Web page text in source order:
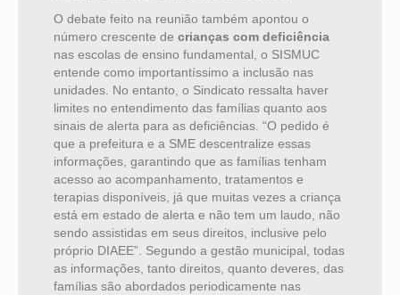
O debate feito na reunião também apontou o
número crescente de crianças com deficiência
nas escolas de ensino fundamental, o SISMUC
entende como importantíssimo a inclusão nas
unidades. No entanto, o Sindicato ressalta haver
limites no entendimento das famílias quanto aos
sinais de alerta para as deficiências. “O pedido é
que a prefeitura e a SME descentralize essas
informações, garantindo que as famílias tenham
acesso ao acompanhamento, tratamentos e
terapias disponíveis, já que muitas vezes a criança
está em estado de alerta e não tem um laudo, não
sendo assistidas em seus direitos, inclusive pelo
próprio DIAEE”. Segundo a gestão municipal, todas
as informações, tanto direitos, quanto deveres, das
famílias são abordados periodicamente nas